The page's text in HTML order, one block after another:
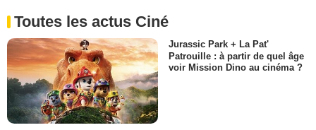
Toutes les actus Ciné
Jurassic Park + La Pat'
Patrouille : à partir de quel âge
voir Mission Dino au cinéma ?